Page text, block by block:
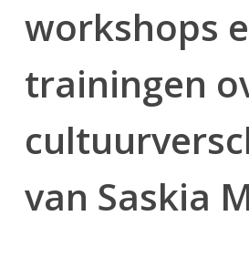
workshops
trainingen
van Saskia